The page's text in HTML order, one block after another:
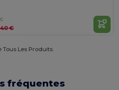
€
Les Produits.
fréquentes